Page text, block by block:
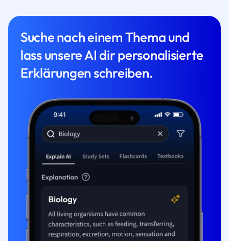
Suche nach einem Thema und
lass unsere AI dir personalisierte
Erklärungen schreiben.